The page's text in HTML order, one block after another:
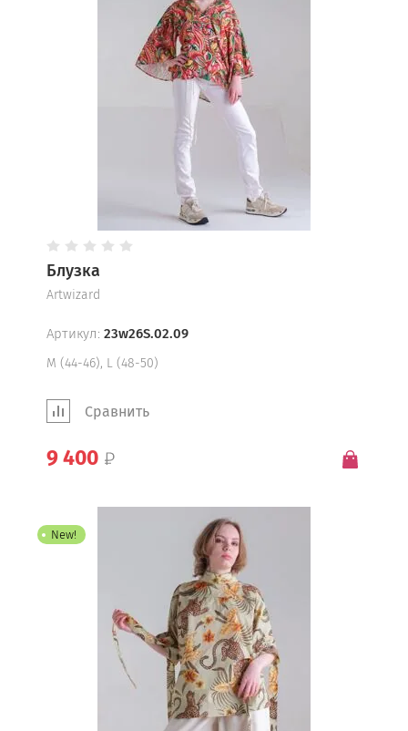
Блузка
Artwizard
Артикул: 23w26S.02.09
М (44-46), L (48-50)
Сравнить
9 400
New!